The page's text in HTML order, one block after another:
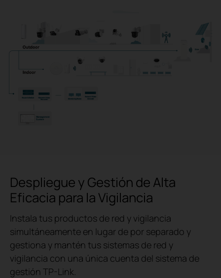
Despliegue y Gestión de Alta
Eficacia para la Vigilancia
Instala tus productos de red y vigilancia
simultáneamente en lugar de por separado y
gestiona y mantén tus sistemas de red y
vigilancia con una única cuenta del sistema de
gestión TP-Link.